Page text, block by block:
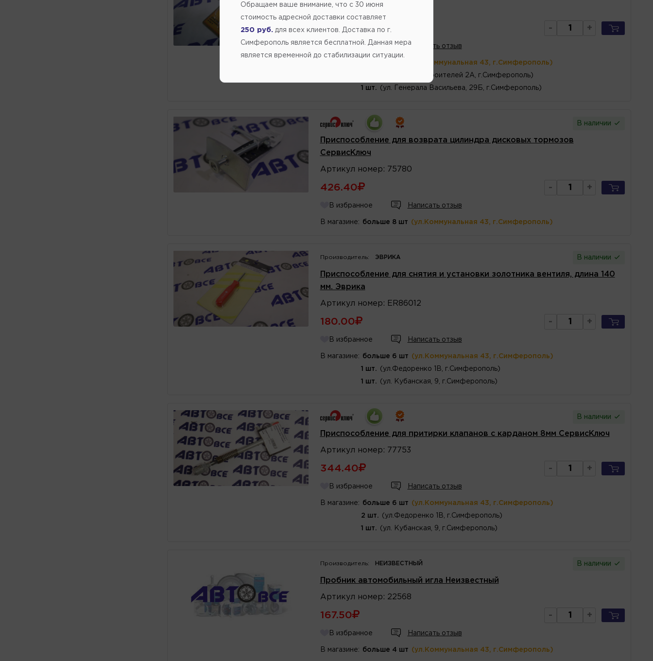
Артикул
89.50 - +
В избранное Написать отзыв
(ул.Коммунальная 43, г.Симферополь)
(Переулок Строителей 2А, г.Симферополь)
1 шт. (ул. Генерала Васильева, 29Б, г.Симферополь)
В наличии
Приспособление для возврата цилиндра дисковых тормозов
СервисКлюч
Артикул номер : 75780
426.40 - +
В избранное Написать отзыв
В магазине: больше 8 шт (ул.Коммунальная 43, г.Симферополь)
Производитель: ЭВРИКА В наличии
Приспособление для снятия и установки золотника вентиля, длина 140
мм. Эврика
Артикул номер : ER86012
180.00 - +
В избранное Написать отзыв
В магазине: больше 6 шт (ул.Коммунальная 43, г.Симферополь)
1 шт. (ул.Федоренко 1В, г.Симферополь)
1 шт. (ул. Кубанская, 9, г.Симферополь)
В наличии
Приспособление для притирки клапанов с карданом 8мм СервисКлюч
Артикул номер : 77753
344.40 - +
В избранное Написать отзыв
В магазине: больше 6 шт (ул.Коммунальная 43, г.Симферополь)
2 шт. (ул.Федоренко 1В, г.Симферополь)
1 шт. (ул. Кубанская, 9, г.Симферополь)
Производитель: НЕИЗВЕСТНЫЙ В наличии
Пробник автомобильный игла Неизвестный
Артикул номер : 22568
167.50 - +
В избранное Написать отзыв
В магазине: больше 4 шт (ул.Коммунальная 43, г.Симферополь)
Обращаем ваше внимание, что c 30 июня
стоимость адресной доставки составляет
250 руб. для всех клиентов. Доставка по г.
Симферополь является бесплатной. Данная мера
является временной до стабилизации ситуации.